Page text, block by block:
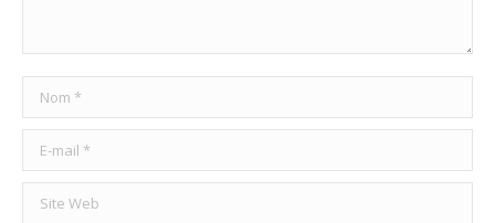
Nom *
E-mail *
Site Web